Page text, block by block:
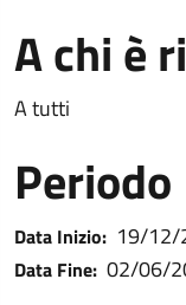
A chi è
A tutti
Periodo
Data Inizio: 19/12/
Data Fine: 02/06/